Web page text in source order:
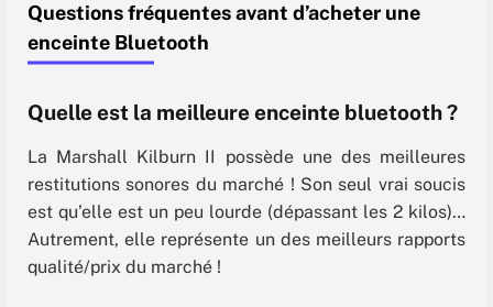
Questions fréquentes avant d’acheter une
enceinte Bluetooth
Quelle est la meilleure enceinte bluetooth ?
La Marshall Kilburn II possède une des meilleures
restitutions sonores du marché ! Son seul vrai soucis
est qu’elle est un peu lourde (dépassant les 2 kilos)…
Autrement, elle représente un des meilleurs rapports
qualité/prix du marché !